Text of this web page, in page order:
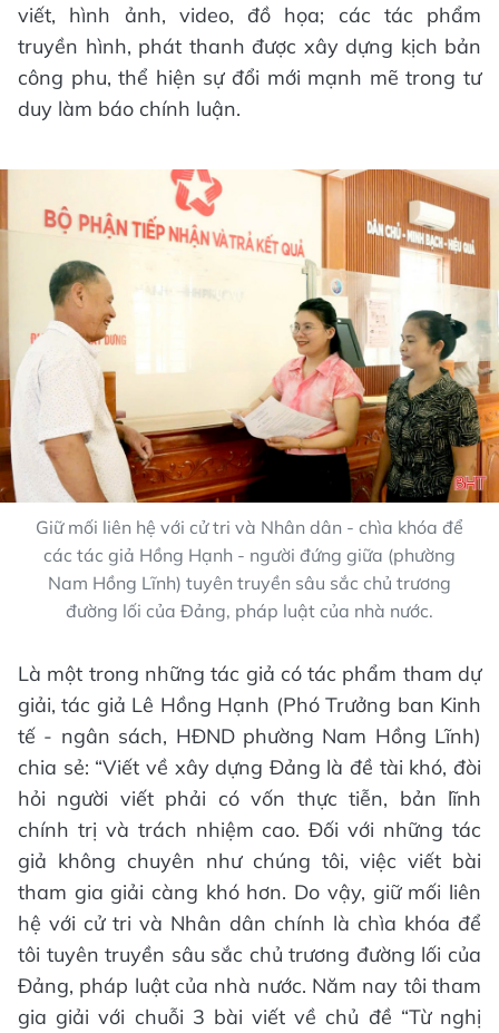
viết, hình ảnh, video, đồ họa; các tác phẩm
truyền hình, phát thanh được xây dựng kịch bản
công phu, thể hiện sự đổi mới mạnh mẽ trong tư
duy làm báo chính luận.
Giữ mối liên hệ với cử tri và Nhân dân - chìa khóa để
các tác giả Hồng Hạnh - người đứng giữa (phường
Nam Hồng Lĩnh) tuyên truyền sâu sắc chủ trương
đường lối của Đảng, pháp luật của nhà nước.
Là một trong những tác giả có tác phẩm tham dự
giải, tác giả Lê Hồng Hạnh (Phó Trưởng ban Kinh
tế - ngân sách, HĐND phường Nam Hồng Lĩnh)
chia sẻ: “Viết về xây dựng Đảng là đề tài khó, đòi
hỏi người viết phải có vốn thực tiễn, bản lĩnh
chính trị và trách nhiệm cao. Đối với những tác
giả không chuyên như chúng tôi, việc viết bài
tham gia giải càng khó hơn. Do vậy, giữ mối liên
hệ với cử tri và Nhân dân chính là chìa khóa để
tôi tuyên truyền sâu sắc chủ trương đường lối của
Đảng, pháp luật của nhà nước. Năm nay tôi tham
gia giải với chuỗi 3 bài viết về chủ đề “Từ nghị